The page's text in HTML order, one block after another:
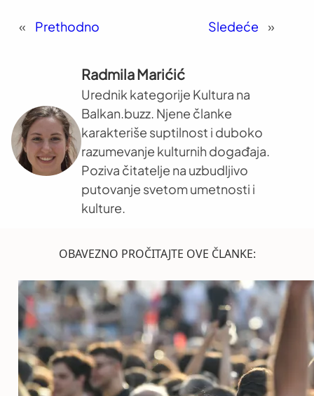
« Prethodno Sledeće »
Radmila Marićić
Urednik kategorije Kultura na
Balkan.buzz. Njene članke
karakteriše suptilnost i duboko
razumevanje kulturnih događaja.
Poziva čitatelje na uzbudljivo
putovanje svetom umetnosti i
kulture.
OBAVEZNO PROČITAJTE OVE ČLANKE: